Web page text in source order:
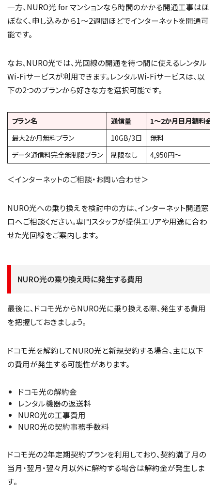
一方、NURO光 for マンションなら時間のかかる開通工事はほ
ぼなく、申し込みから1〜2週間ほどでインターネットを開通可
能です。
なお、NURO光では、光回線の開通を待つ間に使えるレンタル
Wi-Fiサービスが利用できます。レンタルWi-Fiサービスは、以
下の2つのプランから好きな方を選択可能です。
プラン名 通信量
1〜2か月目月額料金（
最大2か月無料プラン
10GB/3日
無料
データ通信料完全無制限プラン
制限なし 4,950円〜
＜インターネットのご相談・お問い合わせ＞
NURO光への乗り換えを検討中の方は、インターネット開通窓
口へご相談ください。専門スタッフが提供エリアや用途に合わ
せた光回線をご案内します。
NURO光の乗り換え時に発生する費用
最後に、ドコモ光からNURO光に乗り換える際、発生する費用
を把握しておきましょう。
ドコモ光を解約してNURO光と新規契約する場合、主に以下
の費用が発生する可能性があります。
ドコモ光の解約金
レンタル機器の返送料
NURO光の工事費用
NURO光の契約事務手数料
ドコモ光の2年定期契約プランを利用しており、契約満了月の
当月・翌月・翌々月以外に解約する場合は解約金が発生しま
す。